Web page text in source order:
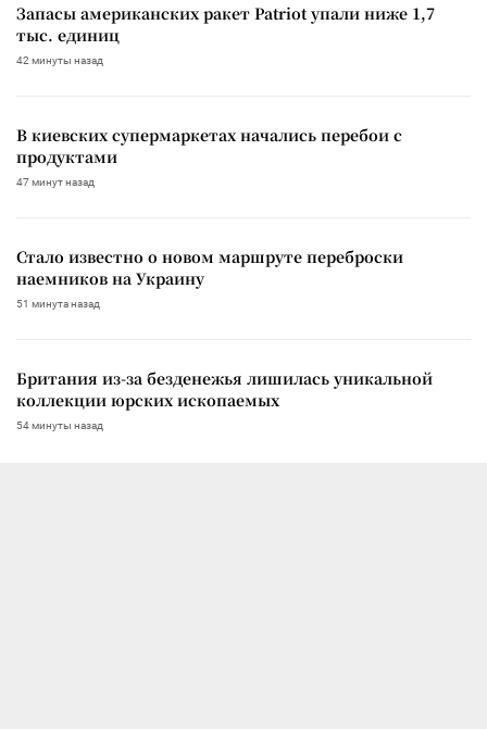
Запасы американских ракет Patriot упали ниже 1,7
тыс. единиц
42 минуты назад
В киевских супермаркетах начались перебои с
продуктами
47 минут назад
Стало известно о новом маршруте переброски
наемников на Украину
51 минута назад
Британия из-за безденежья лишилась уникальной
коллекции юрских ископаемых
54 минуты назад